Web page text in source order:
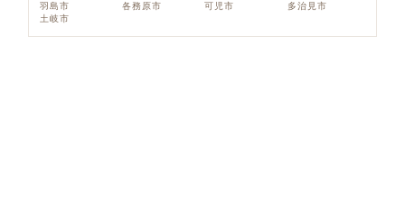
羽島市 各務原市 可児市
多治見市
土岐市